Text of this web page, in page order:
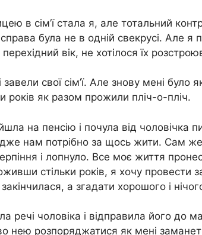
в сім’ї стала я, але тотальний
була не в одній свекрусі. Але я
вік, не хотілося їх
завели свої сім’ї. Але знову мені було
років як разом прожили пліч-о-пліч.
на пенсію і почула від чоловічка
нам потрібно за щось жити. Сам же
і лопнуло. Все моє життя
стільки років, я хочу провести
а згадати хорошого і
речі чоловіка і відправила його до
нею розпоряджатися як мені